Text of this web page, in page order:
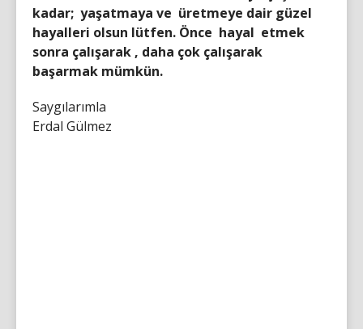
kadar; yaşatmaya ve üretmeye dair güzel
hayalleri olsun lütfen. Önce hayal etmek
sonra çalışarak , daha çok çalışarak
başarmak mümkün.
Saygılarımla
Erdal Gülmez